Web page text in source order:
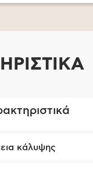
κάλυψης